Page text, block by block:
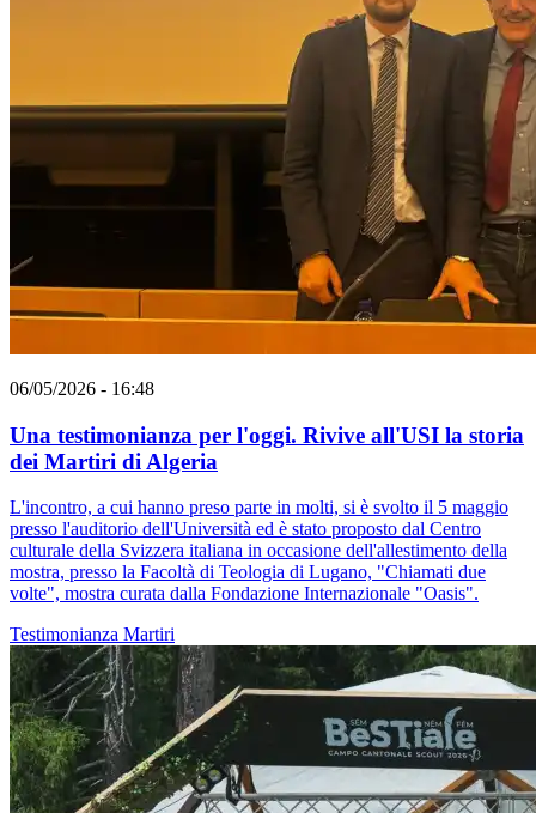
06/05/2026 - 16:48
Una testimonianza per l'oggi. Rivive all'USI la storia
dei Martiri di Algeria
L'incontro, a cui hanno preso parte in molti, si è svolto il 5 maggio
presso l'auditorio dell'Università ed è stato proposto dal Centro
culturale della Svizzera italiana in occasione dell'allestimento della
mostra, presso la Facoltà di Teologia di Lugano, "Chiamati due
volte", mostra curata dalla Fondazione Internazionale "Oasis".
Testimonianza Martiri